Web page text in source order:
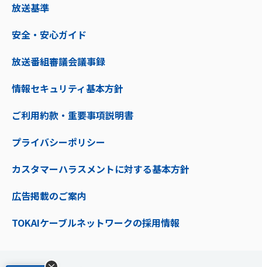
放送基準
安全・安心ガイド
放送番組審議会議事録
情報セキュリティ基本方針
ご利用約款・重要事項説明書
プライバシーポリシー
カスタマーハラスメントに対する基本方針
広告掲載のご案内
TOKAIケーブルネットワークの採用情報